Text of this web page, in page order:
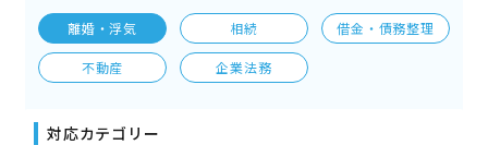
離婚・浮気 相続 借金・債務整理
不動産 企業法務
対応カテゴリー